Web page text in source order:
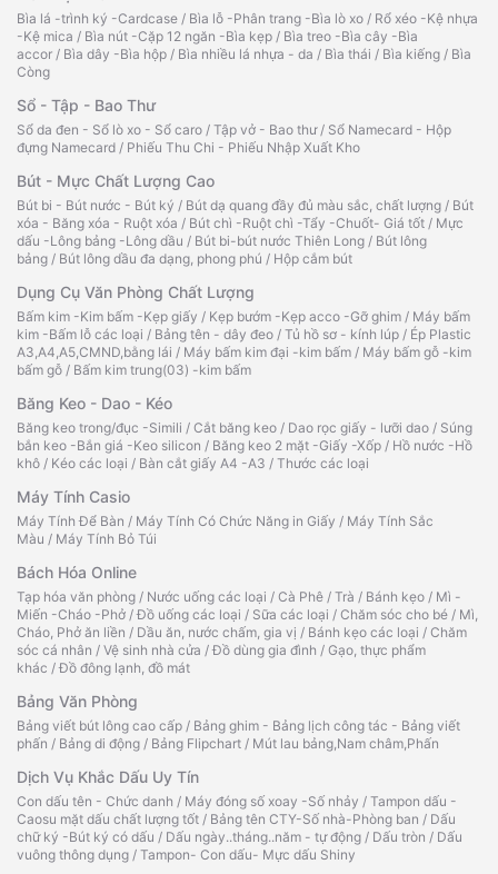
Bìa lá -trình ký -Cardcase / Bìa lỗ -Phân trang -Bìa lò xo / Rổ xéo -Kệ nhựa
-Kệ mica / Bìa nút -Cặp 12 ngăn -Bìa kẹp / Bìa treo -Bìa cây -Bìa
accor / Bìa dây -Bìa hộp / Bìa nhiều lá nhựa - da / Bìa thái / Bìa kiếng / Bìa
Còng
Sổ - Tập - Bao Thư
Sổ da đen - Sổ lò xo - Sổ caro / Tập vở - Bao thư/ Sổ Namecard - Hộp
đựng Namecard / Phiếu Thu Chi - Phiếu Nhập Xuất Kho
Bút - Mực Chất Lượng Cao
Bút bi - Bút nước - Bút ký / Bút dạ quang đầy đủ màu sắc, chất lượng / Bút
xóa - Băng xóa - Ruột xóa / Bút chì -Ruột chì -Tẩy -Chuốt- Giá tốt / Mực
dấu -Lông bảng -Lông dầu / Bút bi-bút nước Thiên Long / Bút lông
bảng / Bút lông dầu đa dạng, phong phú / Hộp cắm bút
Dụng Cụ Văn Phòng Chất Lượng
Bấm kim -Kim bấm -Kẹp giấy / Kẹp bướm -Kẹp acco -Gỡ ghim / Máy bấm
kim -Bấm lỗ các loại / Bảng tên - dây đeo / Tủ hồ sơ - kính lúp / Ép Plastic
A3,A4,A5,CMND,bằng lái / Máy bấm kim đại -kim bấm / Máy bấm gỗ -kim
bấm gỗ / Bấm kim trung(03) -kim bấm
Băng Keo - Dao - Kéo
Băng keo trong/đục -Simili / Cắt băng keo / Dao rọc giấy - lưỡi dao / Súng
bắn keo -Bắn giá -Keo silicon / Băng keo 2 mặt -Giấy -Xốp / Hồ nước -Hồ
khô / Kéo các loại / Bàn cắt giấy A4 -A3 / Thước các loại
Máy Tính Casio
Máy Tính Để Bàn / Máy Tính Có Chức Năng in Giấy / Máy Tính Sắc
Màu / Máy Tính Bỏ Túi
Bách Hóa Online
Tạp hóa văn phòng / Nước uống các loại / Cà Phê / Trà / Bánh kẹo / Mì -
Miến -Cháo -Phở /Đồ uống các loại / Sữa các loại / Chăm sóc cho bé / Mì,
Cháo, Phở ăn liền / Dầu ăn, nước chấm, gia vị / Bánh kẹo các loại / Chăm
sóc cá nhân / Vệ sinh nhà cửa /Đồ dùng gia đình / Gạo, thực phẩm
khác /Đồ đông lạnh, đồ mát
Bảng Văn Phòng
Bảng viết bút lông cao cấp / Bảng ghim - Bảng lịch công tác - Bảng viết
phấn / Bảng di động / Bảng Flipchart / Mút lau bảng,Nam châm,Phấn
Dịch Vụ Khắc Dấu Uy Tín
Con dấu tên - Chức danh / Máy đóng số xoay -Số nhảy / Tampon dấu -
Caosu mặt dấu chất lượng tốt / Bảng tên CTY-Số nhà-Phòng ban / Dấu
chữ ký -Bút ký có dấu / Dấu ngày..tháng..năm - tự động / Dấu tròn / Dấu
vuông thông dụng / Tampon- Con dấu- Mực dấu Shiny